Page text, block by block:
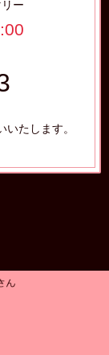
ー
たします。